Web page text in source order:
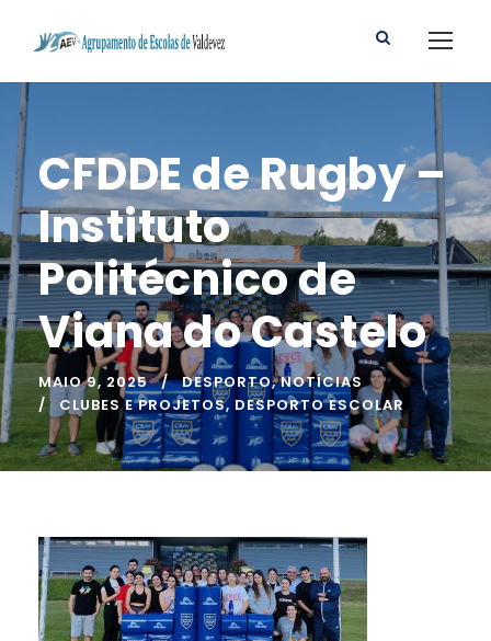
CFDDE de Rugby –
Instituto
Politécnico de
Viana do Castelo
MAIO 9, 2025 DESPORTO, NOTÍCIAS
CLUBES E PROJETOS, DESPORTO ESCOLAR